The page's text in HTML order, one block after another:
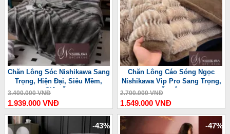
Chăn Lông Sóc Nishikawa Sang
Trọng, Hiện Đại, Siêu Mềm,
Siêu Ấm
3.400.000 VNĐ
1.939.000 VNĐ
Chăn Lông Cáo Sóng Ngọc
Nishikawa Vip Pro Sang Trọng,
Ấm Áp
2.700.000 VNĐ
1.549.000 VNĐ
-43% -47%